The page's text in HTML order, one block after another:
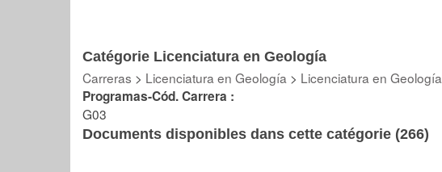
Catégorie Licenciatura en Geología
Carreras > Licenciatura en Geología > Licenciatura en Geología
Programas-Cód. Carrera :
G03
Documents disponibles dans cette catégorie (266)